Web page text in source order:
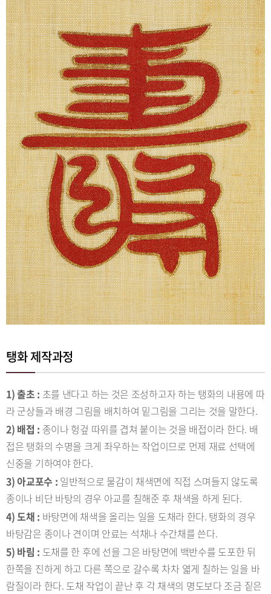
탱화 제작과정
1) 출초 : 초를 낸다고 하는 것은 조성하고자 하는 탱화의 내용에 따
라 군상들과 배경 그림을 배치하여 밑그림을 그리는 것을 말한다.
2) 배접 : 종이나 헝겊 따위를 겹쳐 붙이는 것을 배접이라 한다. 배
접은 탱화의 수명을 크게 좌우하는 작업이므로 먼제 재료 선택에
신중을 기하여야 한다.
3) 아교포수 : 일반적으로 물감이 채색면에 직접 스며들지 않도록
종이나 비단 바탕의 경우 아교를 칠해준 후 채색을 하게 된다.
4) 도채 : 바탕면에 채색을 올리는 일을 도채라 한다. 탱화의 경우
바탕감은 종이나 견이며 안료는 석채나 수간채를 쓴다.
5) 바림 : 도채를 한 후에 선을 그은 바탕면에 백반수를 도포한 뒤
한쪽을 진하게 하고 다른 쪽으로 갈수록 차차 엷게 칠하는 일을 바
람질이라 한다. 도채 작업이 끝난 후 각 채색의 명도보다 조금 짙은